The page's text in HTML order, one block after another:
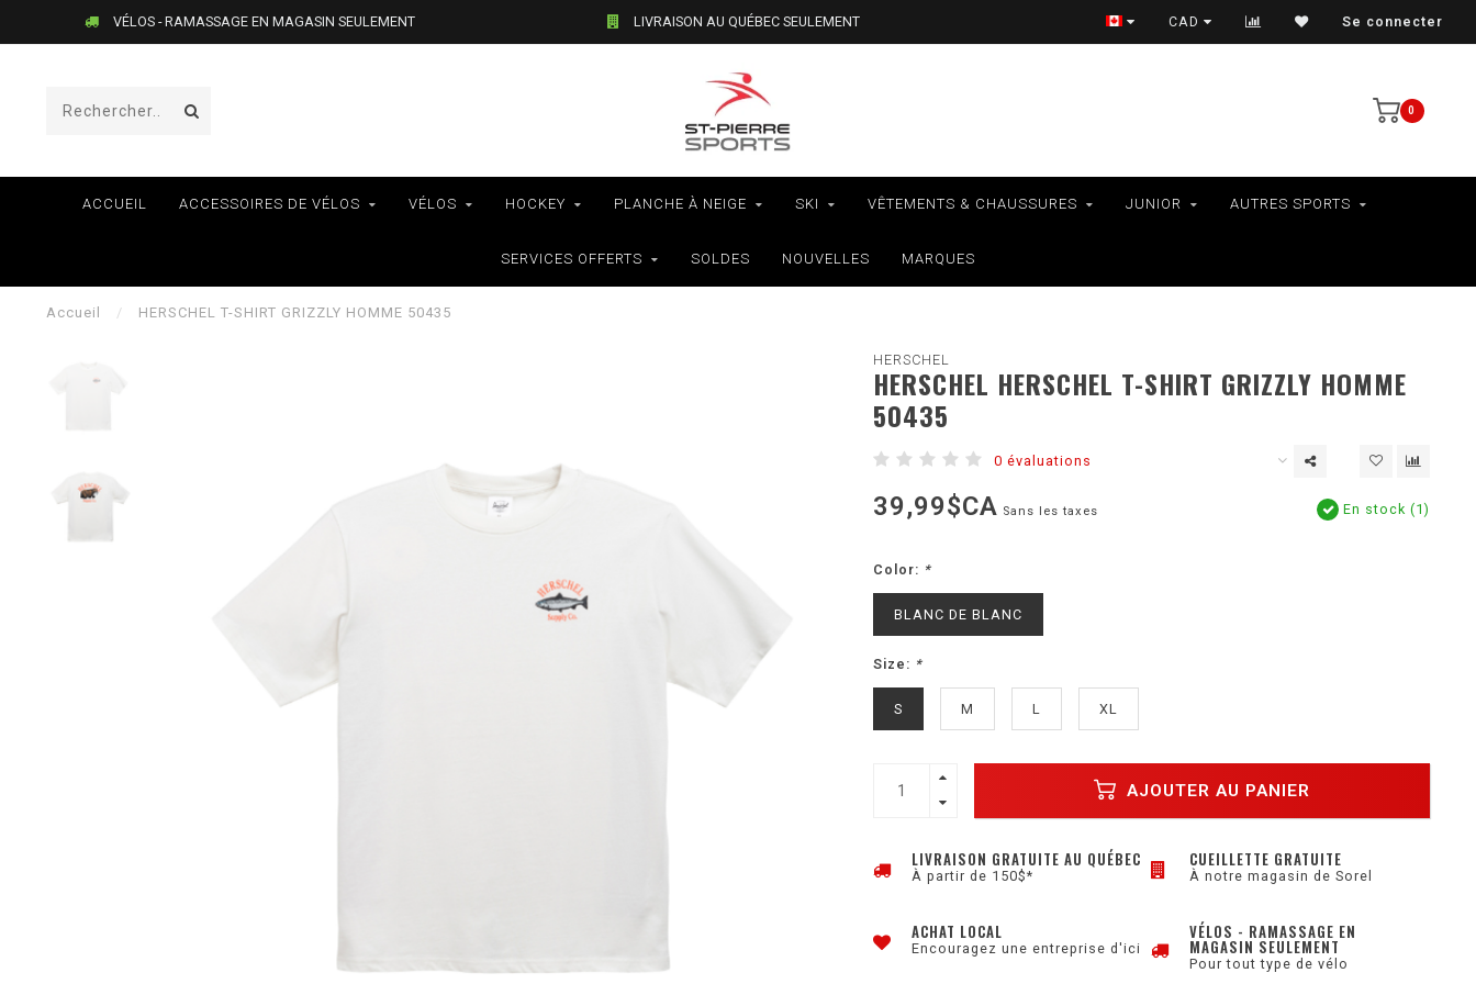
VÉLOS - RAMASSAGE EN MAGASIN SEULEMENT LIVRAISON AU QUÉBEC SEULEMENT VÉLOS - RAMASSAGE EN MAGASIN SEULEMENT
CAD Se connecter
0
ACCUEIL ACCESSOIRES DE VÉLOS VÉLOS HOCKEY PLANCHE À NEIGE SKI VÊTEMENTS & CHAUSSURES JUNIOR AUTRES SPORTS
SERVICES OFFERTS SOLDES NOUVELLES MARQUES
Accueil / HERSCHEL T-SHIRT GRIZZLY HOMME 50435
HERSCHEL
HERSCHEL HERSCHEL T-SHIRT GRIZZLY HOMME
50435
0 évaluations
39,99$CA Sans les taxes En stock (1)
Color: *
BLANC DE BLANC
Size: *
S M L XL
AJOUTER AU PANIER
LIVRAISON GRATUITE AU QUÉBEC
À partir de 150$*
CUEILLETTE GRATUITE
À notre magasin de Sorel
ACHAT LOCAL
Encouragez une entreprise d'ici
VÉLOS - RAMASSAGE EN
MAGASIN SEULEMENT
Pour tout type de vélo